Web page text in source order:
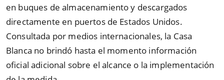
en buques de almacenamiento y descargados
directamente en puertos de Estados Unidos.
Consultada por medios internacionales, la Casa
Blanca no brindó hasta el momento información
oficial adicional sobre el alcance o la implementación